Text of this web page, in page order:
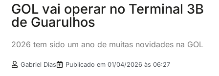
GOL vai operar no Terminal 3B
de Guarulhos
2026 tem sido um ano de muitas novidades na GOL
Gabriel Dias Publicado em01/04/2026 às 06:27